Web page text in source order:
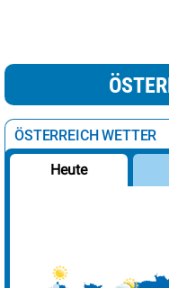
ÖSTERREICH WETTER
Heute